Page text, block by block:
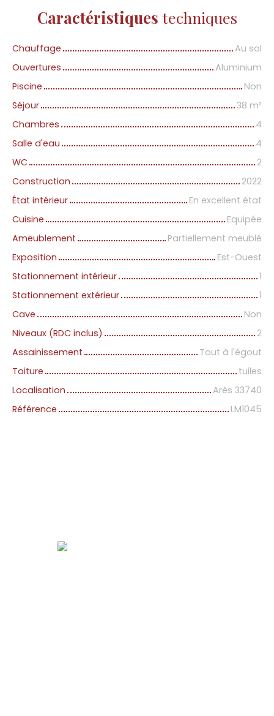
Caractéristiques techniques
Chauffage
Au sol
Ouvertures
Aluminium
Piscine
Non
Séjour
38 m²
Chambres
4
Salle d'eau
4
WC
2
Construction
2022
État intérieur
En excellent état
Cuisine
Equipée
Ameublement
Partiellement meublé
Exposition
Est-Ouest
Stationnement intérieur
1
Stationnement extérieur
1
Cave
Non
Niveaux (RDC inclus)
2
Assainissement
Tout à l'égout
Toiture
tuiles
Localisation
Arès 33740
Référence
LM1045